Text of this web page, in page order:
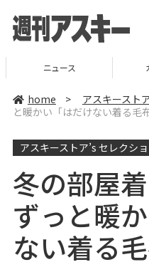
ニュース
home > アスキースト
と暖かい「はだけない着る毛布
アスキーストア’s セレクシ
冬の部屋
ずっと暖
ない着る毛